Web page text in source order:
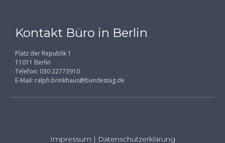
Kontakt Büro in Berlin
Platz der Republik 1
11011 Berlin
Telefon: 030 22773910
E-Mail: ralph.brinkhaus@bundestag.de
Impressum | Datenschutzerklärung